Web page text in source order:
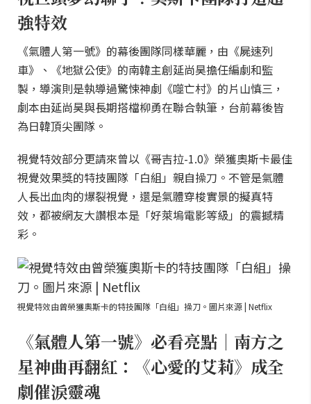
強特效
《氣體人第一號》的幕後團隊同樣華麗，由《屍速列
車》、《地獄公使》的南韓主創延尚昊擔任編劇和監
製，導演則是執導過驚悚神劇《噬亡村》的片山慎三，
劇本由延尚昊與長期搭檔柳勇在聯合執筆，台前幕後皆
為日韓頂尖團隊。
視覺特效部分更請來曾以《哥吉拉-1.0》榮獲奧斯卡最佳
視覺效果獎的特技團隊「白組」親自操刀。不管是氣體
人長出血肉的爆裂視覺，還是氣體穿梭實景的擬真特
效，都被網友大讚根本是「好萊塢電影等級」的震撼精
彩。
視覺特效由曾榮獲奧斯卡的特技團隊「白組」操刀。圖片來源 | Netflix
《氣體人第一號》必看亮點｜南方之
星神曲再翻紅：《心愛的艾莉》成全
劇催淚靈魂